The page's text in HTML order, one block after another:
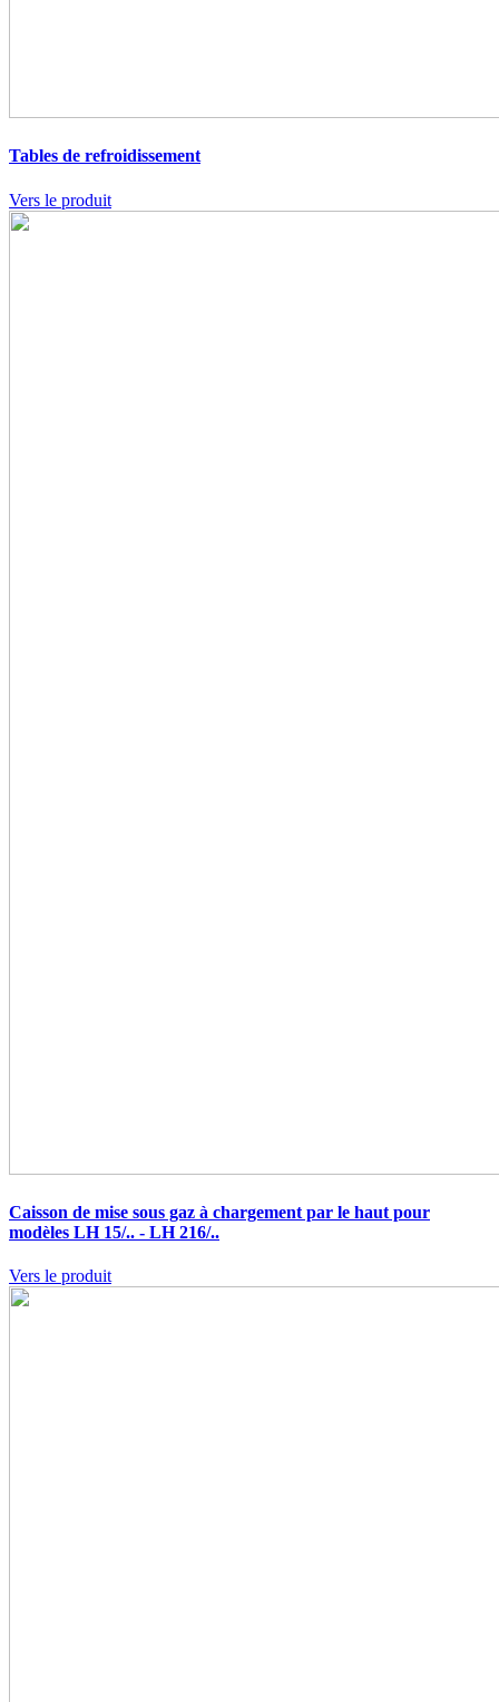
Tables de refroidissement
Vers le produit
Caisson de mise sous gaz à chargement par le haut pour
modèles LH 15/.. - LH 216/..
Vers le produit